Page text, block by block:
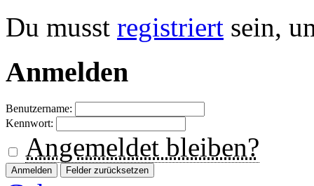
Du musst registriert sein,
Anmelden
Benutzername:
Kennwort:
Angemeldet bleiben?